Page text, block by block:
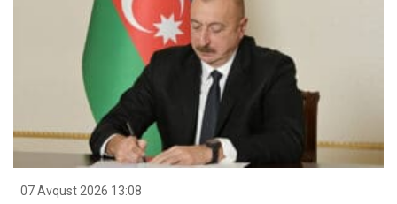
07 Avqust 2026 13:08